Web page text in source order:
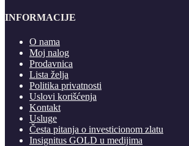
INFORMACIJE
O nama
Moj nalog
Prodavnica
Lista želja
Politika privatnosti
Uslovi korišćenja
Kontakt
Usluge
Česta pitanja o investicionom zlatu
Insignitus GOLD u medijima